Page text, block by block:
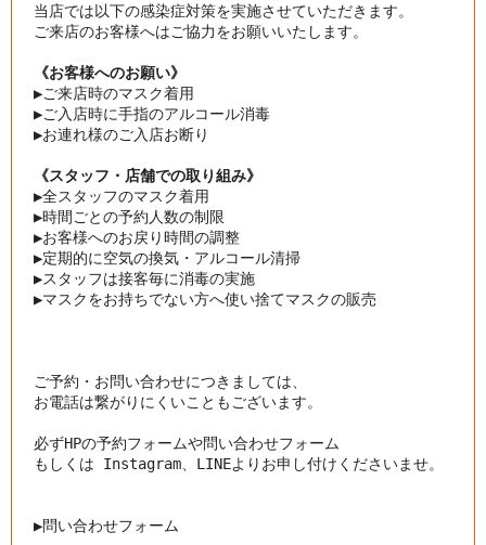
当店では以下の感染症対策を実施させていただきます。
ご来店のお客様へはご協力をお願いいたします。
《お客様へのお願い》
▶︎ご来店時のマスク着用
▶︎ご入店時に手指のアルコール消毒
▶︎お連れ様のご入店お断り
《スタッフ・店舗での取り組み》
▶︎全スタッフのマスク着用
▶︎時間ごとの予約人数の制限
▶︎お客様へのお戻り時間の調整
▶︎定期的に空気の換気・アルコール清掃
▶︎スタッフは接客毎に消毒の実施
▶︎マスクをお持ちでない方へ使い捨てマスクの販売
ご予約・お問い合わせにつきましては、
お電話は繋がりにくいこともございます。
必ずHPの予約フォームや問い合わせフォーム
もしくは Instagram、LINEよりお申し付けくださいませ。
▶︎問い合わせフォーム